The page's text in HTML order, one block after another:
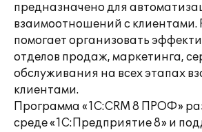
предназначено для
взаимоотношений с клиентами.
помогает организовать
отделов продаж, маркетинга,
обслуживания на всех этапах
клиентами.
Программа «1С:CRM 8 ПРОФ»
среде «1С:Предприятие 8» и